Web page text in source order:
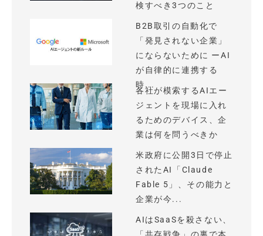
検すべき3つのこと
B2B取引の自動化で
「発見されない企業」
にならないために ーAI
が自律的に連携する
時...
各社が模索するAIエー
ジェントを現場に入れ
るためのデバイス、企
業は何を問うべきか
米政府に公開3日で停止
されたAI「Claude
Fable 5」、その能力と
企業が今...
AIはSaaSを殺さない、